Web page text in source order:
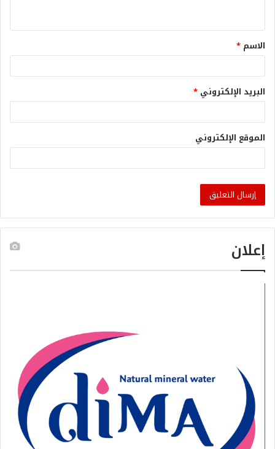
الاسم *
البريد الإلكتروني *
الموقع الإلكتروني
إعلان